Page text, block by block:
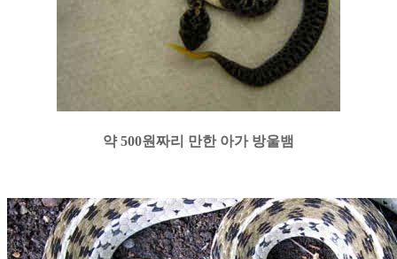
약 500원짜리 만한 아가 방울뱀